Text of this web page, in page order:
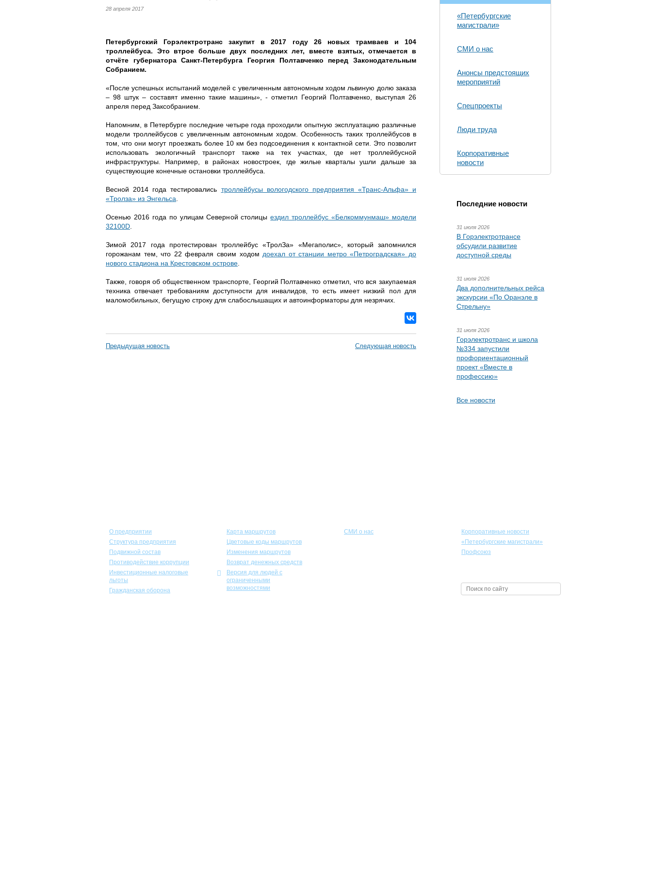
28 апреля 2017
Петербургский Горэлектротранс закупит в 2017 году 26 новых трамваев и 104
троллейбуса. Это втрое больше двух последних лет, вместе взятых, отмечается в
отчёте губернатора Санкт-Петербурга Георгия Полтавченко перед Законодательным
Собранием.
«После успешных испытаний моделей с увеличенным автономным ходом львиную долю заказа
– 98 штук – составят именно такие машины», - отметил Георгий Полтавченко, выступая 26
апреля перед Заксобранием.
Напомним, в Петербурге последние четыре года проходили опытную эксплуатацию различные
модели троллейбусов с увеличенным автономным ходом. Особенность таких троллейбусов в
том, что они могут проезжать более 10 км без подсоединения к контактной сети. Это позволит
использовать экологичный транспорт также на тех участках, где нет троллейбусной
инфраструктуры. Например, в районах новостроек, где жилые кварталы ушли дальше за
существующие конечные остановки троллейбуса.
Весной 2014 года тестировались троллейбусы вологодского предприятия «Транс-Альфа» и
«Тролза» из Энгельса
Осенью 2016 года по улицам Северной столицыездил троллейбус «Белкоммунмаш» модели
32100D
Зимой 2017 года протестирован троллейбус «ТролЗа» «Мегаполис», который запомнился
горожанам тем, что 22 февраля своим ходом доехал от станции метро «Петроградская» до
нового стадиона на Крестовском острове
Также, говоря об общественном транспорте, Георгий Полтавченко отметил, что вся закупаемая
техника отвечает требованиям доступности для инвалидов, то есть имеет низкий пол для
маломобильных, бегущую строку для слабослышащих и автоинформаторы для незрячих.
Предыдущая новость Следующая новость
«Петербургские
магистрали»
СМИ о нас
Анонсы предстоящих
мероприятий
Спецпроекты
Люди труда
Корпоративные
новости
Последние новости
31 июля 2026
В Горэлектротрансе
обсудили развитие
доступной среды
31 июля 2026
Два дополнительных рейса
экскурсии «По Оранэле в
Стрельну»
31 июля 2026
Горэлектротранс и школа
№334 запустили
профориентационный
проект «Вместе в
профессию»
Все новости
О предприятии
Структура предприятия
Подвижной состав
Противодействие коррупции
Инвестиционные налоговые
льготы
Гражданская оборона
Карта маршрутов
Цветовые коды маршрутов
Изменения маршрутов
Возврат денежных средств
Версия для людей с
ограниченными
возможностями
СМИ о нас
Корпоративные новости
«Петербургские магистрали»
Профсоюз